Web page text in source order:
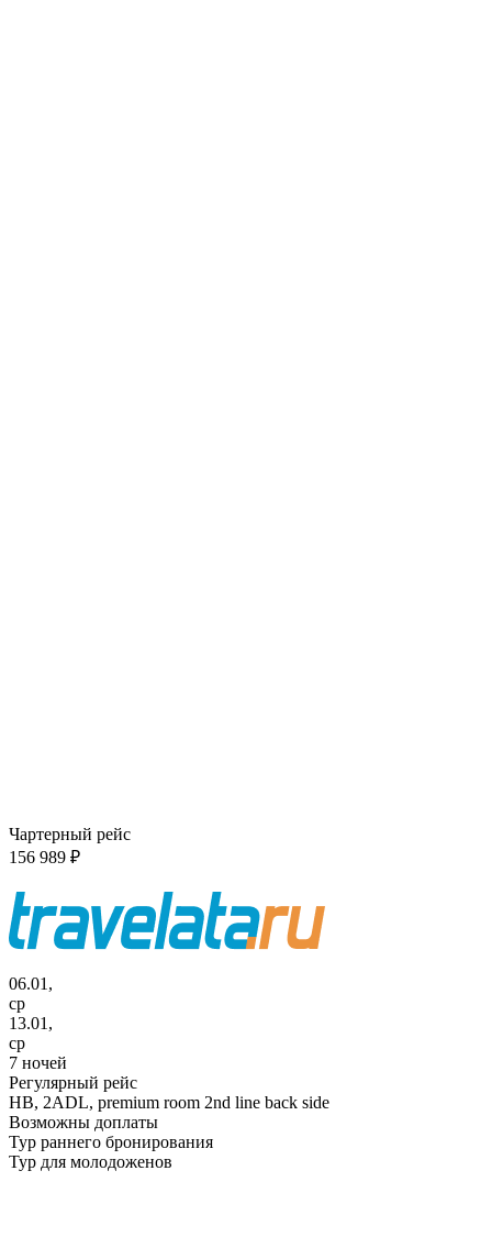
Чартерный рейс
156 989 ₽
06.01,
ср
13.01,
ср
7 ночей
Регулярный рейс
HB, 2ADL, premium room 2nd line back side
Возможны доплаты
Тур раннего бронирования
Тур для молодоженов